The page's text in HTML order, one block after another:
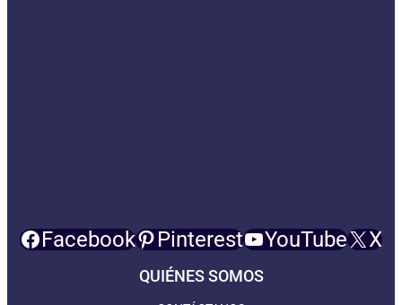
Facebook Pinterest YouTube X
QUIÉNES SOMOS